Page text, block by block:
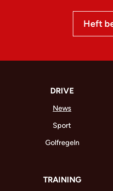
Heft
DRIVE
News
Sport
Golfregeln
TRAINING